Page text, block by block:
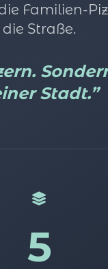
Familien-
die Straße.
Stadt.”
5